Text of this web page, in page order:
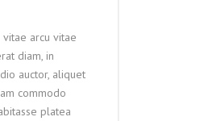
arcu vitae
diam, in
auctor, aliquet
commodo
platea